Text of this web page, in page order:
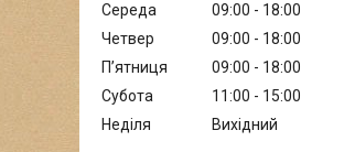
Середа
09:00
18:00
Четвер
09:00
18:00
Пʼятниця
09:00
18:00
Субота
11:00
15:00
Неділя
Вихідний